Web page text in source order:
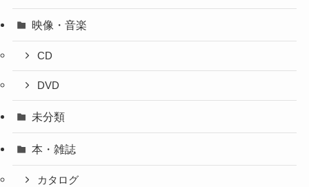
映像・音楽
CD
DVD
未分類
本・雑誌
カタログ